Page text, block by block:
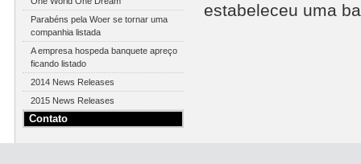
Parabéns pela Woer se tornar uma
companhia listada
A empresa hospeda banquete apreço
ficando listado
2014 News Releases
2015 News Releases
Contato
estabeleceu uma